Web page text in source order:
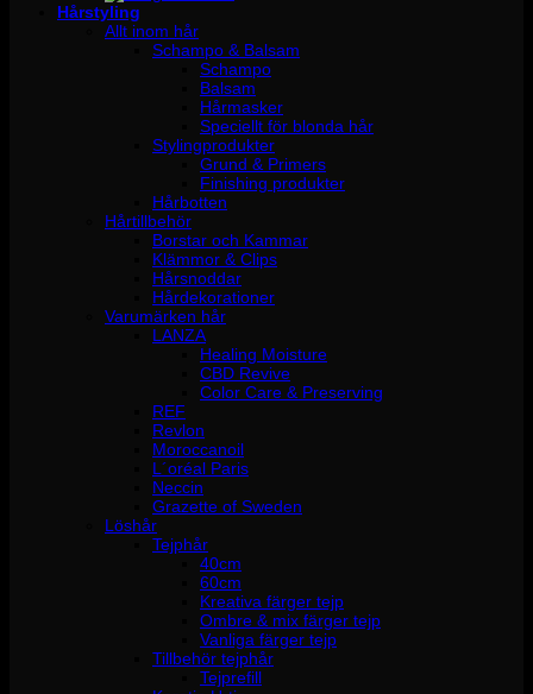
Hårstyling
Allt inom hår
Schampo & Balsam
Schampo
Balsam
Hårmasker
Speciellt för blonda hår
Stylingprodukter
Grund & Primers
Finishing produkter
Hårbotten
Hårtillbehör
Borstar och Kammar
Klämmor & Clips
Hårsnoddar
Hårdekorationer
Varumärken hår
LANZA
Healing Moisture
CBD Revive
Color Care & Preserving
REF
Revlon
Moroccanoil
L´oréal Paris
Neccin
Grazette of Sweden
Löshår
Tejphår
40cm
60cm
Kreativa färger tejp
Ombre & mix färger tejp
Vanliga färger tejp
Tillbehör tejphår
Tejprefill